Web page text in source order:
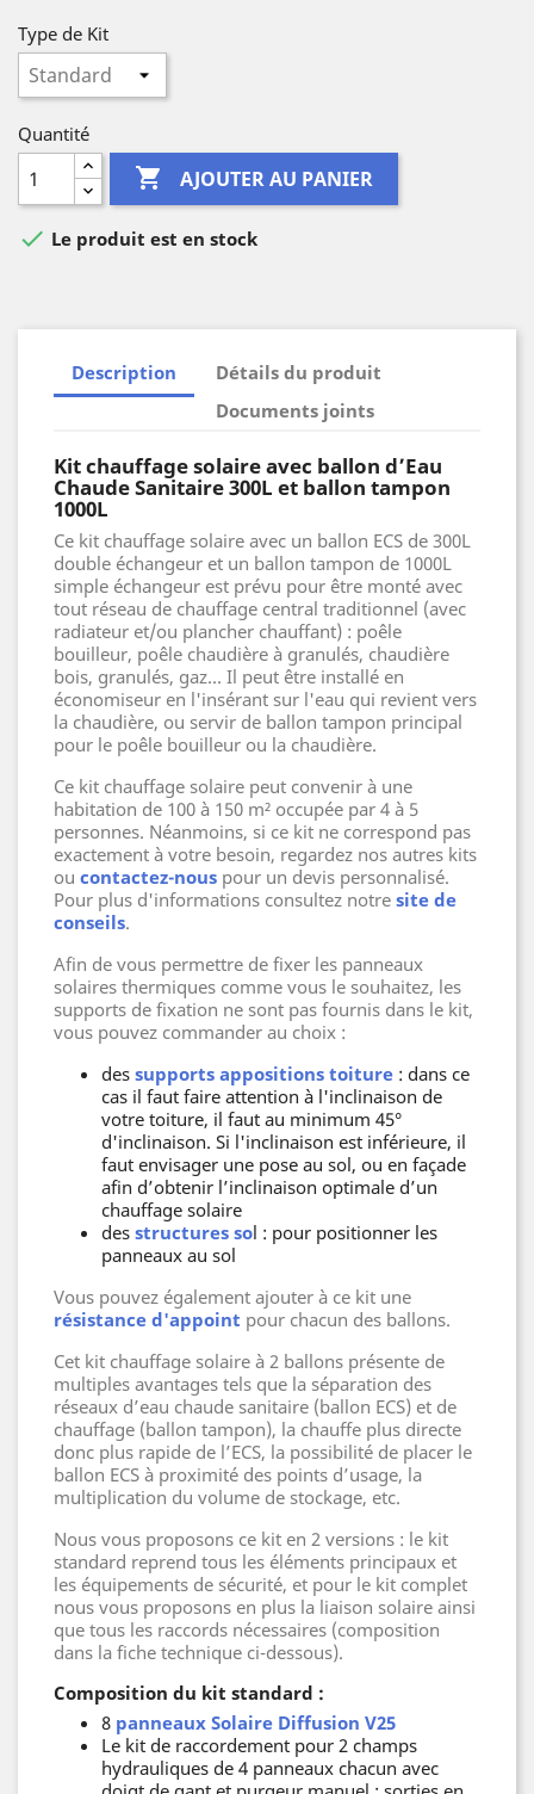
Type de Kit
Quantité
 AJOUTER AU PANIER
 Le produit est en stock
Description
Détails du produit
Documents joints
Kit chauffage solaire avec ballon d’Eau
Chaude Sanitaire 300L et ballon tampon
1000L
Ce kit chauffage solaire avec un ballon ECS de 300L
double échangeur et un ballon tampon de 1000L
simple échangeur est prévu pour être monté avec
tout réseau de chauffage central traditionnel (avec
radiateur et/ou plancher chauffant) : poêle
bouilleur, poêle chaudière à granulés, chaudière
bois, granulés, gaz... Il peut être installé en
économiseur en l'insérant sur l'eau qui revient vers
la chaudière, ou servir de ballon tampon principal
pour le poêle bouilleur ou la chaudière.
Ce kit chauffage solaire peut convenir à une
habitation de 100 à 150 m² occupée par 4 à 5
personnes. Néanmoins, si ce kit ne correspond pas
exactement à votre besoin, regardez nos autres kits
ou contactez-nous pour un devis personnalisé.
Pour plus d'informations consultez notre site de
conseils.
Afin de vous permettre de fixer les panneaux
solaires thermiques comme vous le souhaitez, les
supports de fixation ne sont pas fournis dans le kit,
vous pouvez commander au choix :
des supports appositions toiture : dans ce
cas il faut faire attention à l'inclinaison de
votre toiture, il faut au minimum 45°
d'inclinaison. Si l'inclinaison est inférieure, il
faut envisager une pose au sol, ou en façade
afin d’obtenir l’inclinaison optimale d’un
chauffage solaire
des structures sol : pour positionner les
panneaux au sol
Vous pouvez également ajouter à ce kit une
résistance d'appoint pour chacun des ballons.
Cet kit chauffage solaire à 2 ballons présente de
multiples avantages tels que la séparation des
réseaux d’eau chaude sanitaire (ballon ECS) et de
chauffage (ballon tampon), la chauffe plus directe
donc plus rapide de l’ECS, la possibilité de placer le
ballon ECS à proximité des points d’usage, la
multiplication du volume de stockage, etc.
Nous vous proposons ce kit en 2 versions : le kit
standard reprend tous les éléments principaux et
les équipements de sécurité, et pour le kit complet
nous vous proposons en plus la liaison solaire ainsi
que tous les raccords nécessaires (composition
dans la fiche technique ci-dessous).
Composition du kit standard :
8 panneaux Solaire Diffusion V25
Le kit de raccordement pour 2 champs
hydrauliques de 4 panneaux chacun avec